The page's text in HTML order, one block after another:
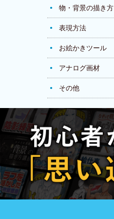
物・背景の描き方
表現方法
お絵かきツール
アナログ画材
その他